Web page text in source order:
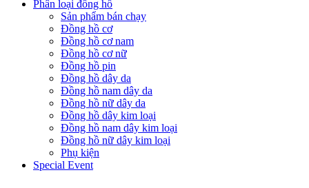
Phân loại đồng hồ
Sản phẩm bán chạy
Đồng hồ cơ
Đồng hồ cơ nam
Đồng hồ cơ nữ
Đồng hồ pin
Đồng hồ dây da
Đồng hồ nam dây da
Đồng hồ nữ dây da
Đồng hồ dây kim loại
Đồng hồ nam dây kim loại
Đồng hồ nữ dây kim loại
Phụ kiện
Special Event